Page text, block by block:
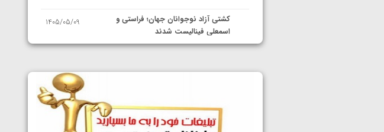
کشتی آزاد نوجوانان جهان؛ فراستی و
اسمعلی فینالیست شدند
1405/05/09
نمایندگان ایران مشخص شدند
سوم برای ایران
1405/05/07